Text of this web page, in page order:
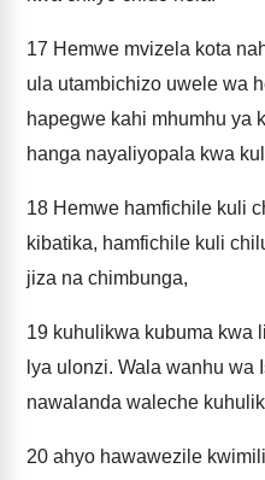
17 Hemwe mvizela kota
ula utambichizo uwele wa
hapegwe kahi mhumhu ya
hanga nayaliyopala kwa
18 Hemwe hamfichile kuli
kibatika, hamfichile kuli
jiza na chimbunga,
19 kuhulikwa kubuma kwa
lya ulonzi. Wala wanhu
nawalanda waleche
20 ahyo hawawezile